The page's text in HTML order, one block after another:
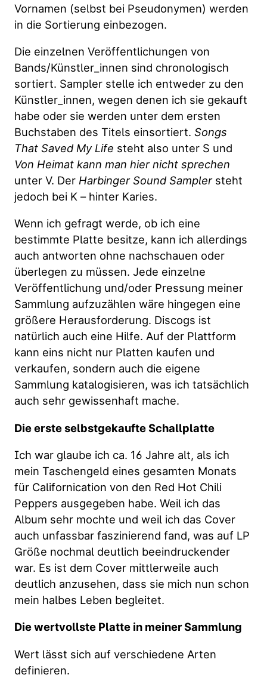
Vornamen (selbst bei Pseudonymen) werden
in die Sortierung einbezogen.
Die einzelnen Veröffentlichungen von
Bands/Künstler_innen sind chronologisch
sortiert. Sampler stelle ich entweder zu den
Künstler_innen, wegen denen ich sie gekauft
habe oder sie werden unter dem ersten
Buchstaben des Titels einsortiert.Songs
That Saved My Life steht also unter S und
Von Heimat kann man hier nicht sprechen
unter V. Der Harbinger Sound Samplersteht
jedoch bei K – hinter Karies.
Wenn ich gefragt werde, ob ich eine
bestimmte Platte besitze, kann ich allerdings
auch antworten ohne nachschauen oder
überlegen zu müssen. Jede einzelne
Veröffentlichung und/oder Pressung meiner
Sammlung aufzuzählen wäre hingegen eine
größere Herausforderung. Discogs ist
natürlich auch eine Hilfe. Auf der Plattform
kann eins nicht nur Platten kaufen und
verkaufen, sondern auch die eigene
Sammlung katalogisieren, was ich tatsächlich
auch sehr gewissenhaft mache.
Die erste selbstgekaufte Schallplatte
Ich war glaube ich ca. 16 Jahre alt, als ich
mein Taschengeld eines gesamten Monats
für Californication von den Red Hot Chili
Peppers ausgegeben habe. Weil ich das
Album sehr mochte und weil ich das Cover
auch unfassbar faszinierend fand, was auf LP
Größe nochmal deutlich beeindruckender
war. Es ist dem Cover mittlerweile auch
deutlich anzusehen, dass sie mich nun schon
mein halbes Leben begleitet.
Die wertvollste Platte in meiner Sammlung
Wert lässt sich auf verschiedene Arten
definieren.